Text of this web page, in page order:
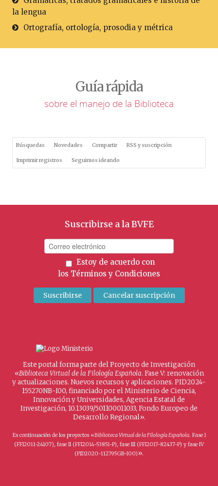
la lengua
Ortografía, ortología, prosodia y métrica
Guía rápida
sobre el manejo de la Biblioteca
Búsquedas Novedades Compartir RSS y suscripción
Imprimir registros Seguimos ideando
Suscribirse a la BVFE
Estoy de acuerdo con
los Términos y Condiciones
Este portal forma parte del Proyecto de Investigación
«Biblioteca Virtual de la Filología Española. Fase V: renovación
y actualizaciones. Nuevos recursos y aplicaciones. PID2024-
155270NB-I00, financiado por el Ministerio de Ciencia,
Innovación y Universidades, Agencia Estatal de
Investigación, 10.13039/501100011033, Fondo Europeo de
Desarrollo Regional».
Es continuación de los proyectos «Biblioteca Virtual de la Filología Española. Fase I
(FFI2011-24107), fase II (FFI2014-53851-P), fase III (FFI2017-82437-P) y fase IV
(PID2020-112795GB-I00)».